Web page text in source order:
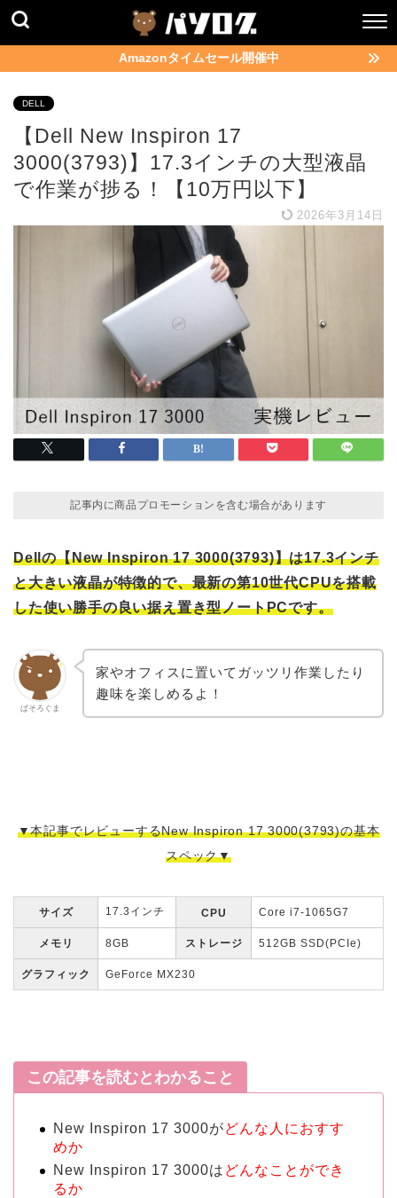
Amazonタイムセール開催中
DELL
【Dell New Inspiron 17
3000(3793)】17.3インチの大型液晶
で作業が捗る！【10万円以下】
2026年3月14日
記事内に商品プロモーションを含む場合があります
Dellの【New Inspiron 17 3000(3793)】は17.3インチ
と大きい液晶が特徴的で、最新の第10世代CPUを搭載
した使い勝手の良い据え置き型ノートPCです。
ぱそろぐま
家やオフィスに置いてガッツリ作業したり
趣味を楽しめるよ！
▼本記事でレビューするNew Inspiron 17 3000(3793)の基本
スペック▼
サイズ 17.3インチ CPU Core i7-1065G7
メモリ 8GB ストレージ 512GB SSD(PCIe)
グラフィック GeForce MX230
この記事を読むとわかること
New Inspiron 17 3000がどんな人におすす
めか
New Inspiron 17 3000は どんなことができ
るか